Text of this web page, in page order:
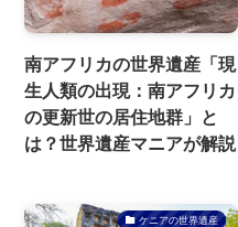
南アフリカの世界遺産「現
生人類の出現：南アフリカ
の更新世の居住地群」と
は？世界遺産マニアが解説
ケニアの世界遺産